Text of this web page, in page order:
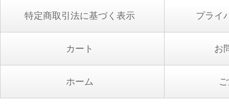
特定商取引法に基づく表示 プライ
カート お
ホーム